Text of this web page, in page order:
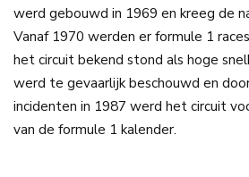
werd gebouwd in 1969 en kreeg de
Vanaf 1970 werden er formule 1
het circuit bekend stond als hoge
werd te gevaarlijk beschouwd en
incidenten in 1987 werd het circuit
van de formule 1 kalender.